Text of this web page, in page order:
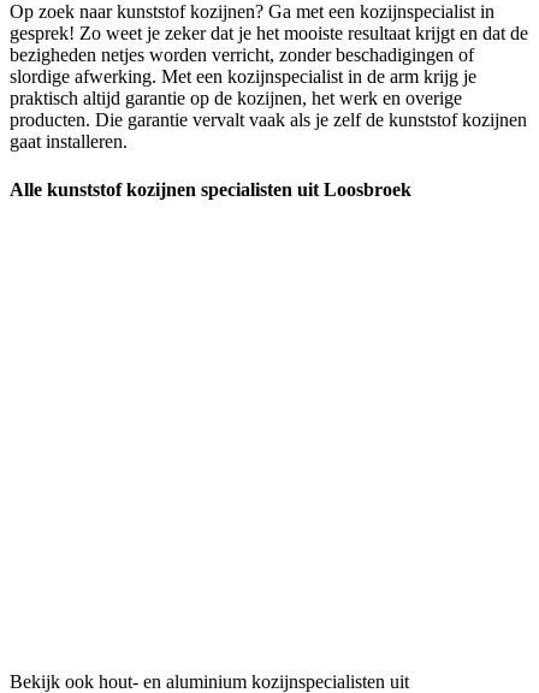
Op zoek naar kunststof kozijnen? Ga met een kozijnspecialist in
gesprek! Zo weet je zeker dat je het mooiste resultaat krijgt en dat de
bezigheden netjes worden verricht, zonder beschadigingen of
slordige afwerking. Met een kozijnspecialist in de arm krijg je
praktisch altijd garantie op de kozijnen, het werk en overige
producten. Die garantie vervalt vaak als je zelf de kunststof kozijnen
gaat installeren.
Alle kunststof kozijnen specialisten uit Loosbroek
Bekijk ook hout- en aluminium kozijnspecialisten uit